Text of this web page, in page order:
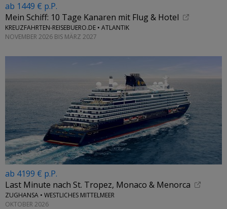
ab 1449 € p.P.
Mein Schiff: 10 Tage Kanaren mit Flug & Hotel
KREUZFAHRTEN-REISEBUERO.DE • ATLANTIK
NOVEMBER 2026 BIS MÄRZ 2027
ab 4199 € p.P.
Last Minute nach St. Tropez, Monaco & Menorca
ZUGHANSA • WESTLICHES MITTELMEER
OKTOBER 2026